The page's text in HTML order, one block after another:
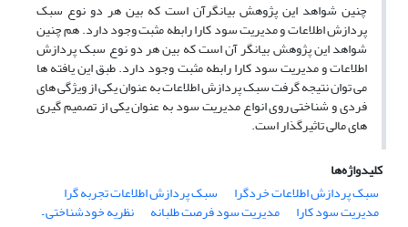
چنین شواهد این پژوهش بیانگرآن است که بین هر دو نوع سبک
پردازش اطلاعات و مدیریت سود کارا رابطه مثبت وجود دارد. هم چنین
شواهد این پژوهش بیانگر آن است که بین هر دو نوع سبک پردازش
اطلاعات و مدیریت سود کارا رابطه مثبت وجود دارد. طبق این یافته ها
می توان نتیجه گرفت سبک پردازش اطلاعات به عنوان یکی از ویژگی های
فردی و شناختی روی انواع مدیریت سود به عنوان یکی از تصمیم گیری
های مالی تاثیرگذار است.
کلیدواژه‌ها
سبک پردازش اطلاعات خردگرا
سبک پردازش اطلاعات تجربه گرا
مدیریت سود کارا مدیریت سود فرصت طلبانه نظریه خودشناختی –